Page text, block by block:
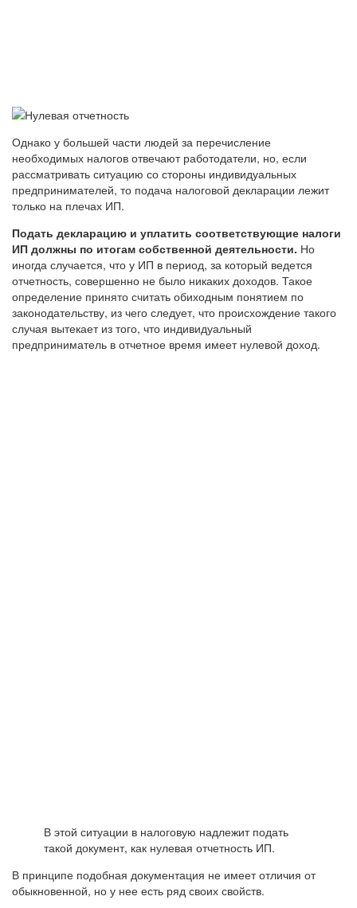
Однако у большей части людей за перечисление
необходимых налогов отвечают работодатели, но, если
рассматривать ситуацию со стороны индивидуальных
предпринимателей, то подача налоговой декларации лежит
только на плечах ИП.
Подать декларацию и уплатить соответствующие налоги
ИП должны по итогам собственной деятельности. Но
иногда случается, что у ИП в период, за который ведется
отчетность, совершенно не было никаких доходов. Такое
определение принято считать обиходным понятием по
законодательству, из чего следует, что происхождение такого
случая вытекает из того, что индивидуальный
предприниматель в отчетное время имеет нулевой доход.
В этой ситуации в налоговую надлежит подать
такой документ, как нулевая отчетность ИП.
В принципе подобная документация не имеет отличия от
обыкновенной, но у нее есть ряд своих свойств.